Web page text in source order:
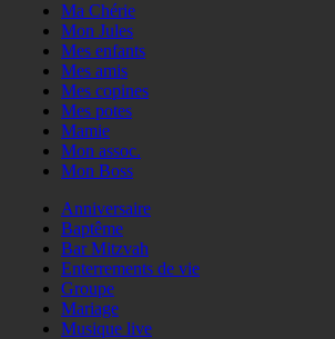
Ma Chérie
Mon Jules
Mes enfants
Mes amis
Mes copines
Mes potes
Mamie
Mon assoc.
Mon Boss
Anniversaire
Baptême
Bar Mitzvah
Enterrements de vie
Groupe
Mariage
Musique live